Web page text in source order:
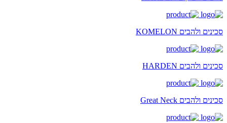
סכינים ולהבים KOMELON
סכינים ולהבים HARDEN
סכינים ולהבים Great Neck